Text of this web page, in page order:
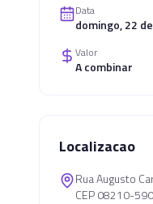
Data
domingo, 22
Valor
A combinar
Localizacao
Rua Augusto
CEP 08210-590